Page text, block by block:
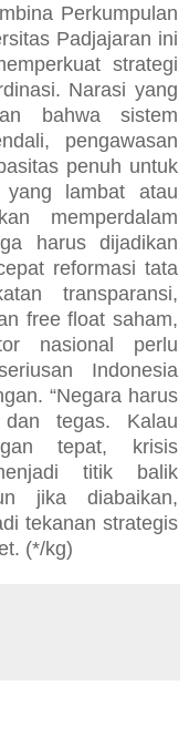
Perkumpulan
Padjajaran ini
strategi
Narasi yang
bahwa sistem
pengawasan
penuh untuk
yang lambat atau
memperdalam
harus dijadikan
reformasi tata
transparansi,
free float saham,
nasional perlu
Indonesia
“Negara harus
dan tegas. Kalau
tepat, krisis
titik balik
jika diabaikan,
tekanan strategis
(*/kg)